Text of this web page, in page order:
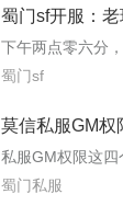
标，这东西的迭
人玩家想方设法
方服务器封了一
蜀门sf开服：
下午两点零六分
注册人数在开服
是挤爆了登录队
面。服务器里，
拿新手剑的玩家
蜀门sf
莫信私服GM权
私服GM权限这四
一阵就会冒出来
蜀门私服